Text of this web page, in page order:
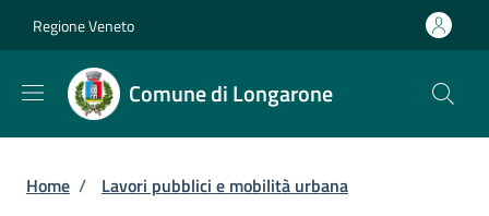
Regione Veneto
Comune di Longarone
Briciole di pane
Home / Lavori pubblici e mobilità urbana